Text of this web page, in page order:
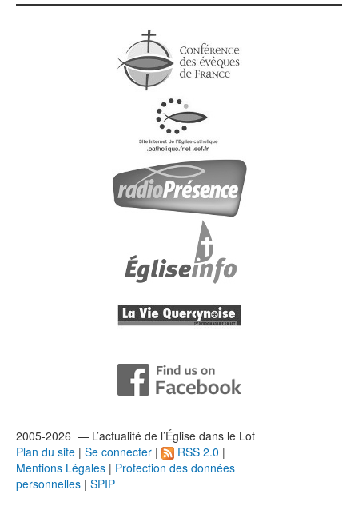
2005-2026 — L’actualité de l’Église dans le Lot
Plan du site | Se connecter | RSS 2.0 |
Mentions Légales | Protection des données
personnelles | SPIP